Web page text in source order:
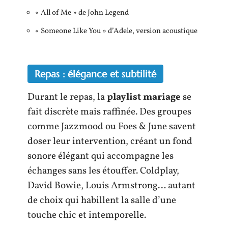
« All of Me » de John Legend
« Someone Like You » d’Adele, version acoustique
Repas : élégance et subtilité
Durant le repas, laplaylist mariagese
fait discrète mais raffinée. Des groupes
comme Jazzmood ou Foes & June savent
doser leur intervention, créant un fond
sonore élégant qui accompagne les
échanges sans les étouffer. Coldplay,
David Bowie, Louis Armstrong… autant
de choix qui habillent la salle d’une
touche chic et intemporelle.